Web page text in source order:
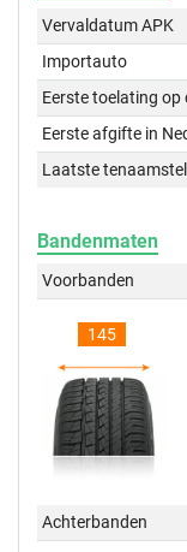
Vervaldatum APK
Importauto
Eerste toelating op
Eerste afgifte in
Laatste
Bandenmaten
Voorbanden
145
Achterbanden